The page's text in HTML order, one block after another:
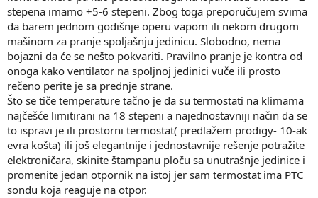
stepena imamo +5-6 stepeni. Zbog toga preporučujem svima
da barem jednom godišnje operu vapom ili nekom drugom
mašinom za pranje spoljašnju jedinicu. Slobodno, nema
bojazni da će se nešto pokvariti. Pravilno pranje je kontra od
onoga kako ventilator na spoljnoj jedinici vuče ili prosto
rečeno perite je sa prednje strane.
Što se tiče temperature tačno je da su termostati na klimama
najčešće limitirani na 18 stepeni a najednostavniji način da se
to ispravi je ili prostorni termostat( predlažem prodigy- 10-ak
evra košta) ili još elegantnije i jednostavnije rešenje potražite
elektroničara, skinite štampanu ploču sa unutrašnje jedinice i
promenite jedan otpornik na istoj jer sam termostat ima PTC
sondu koja reaguje na otpor.